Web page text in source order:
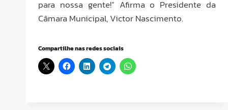
para nossa gente!” Afirma o Presidente da
Câmara Municipal, Victor Nascimento.
Compartilhe nas redes sociais